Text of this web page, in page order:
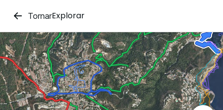
TornarExplorar